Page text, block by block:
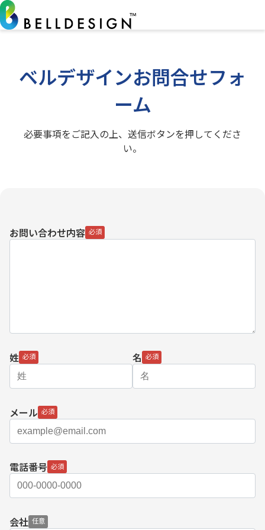
ベルデザインお問合せフォ
ーム
必要事項をご記入の上、送信ボタンを押してくださ
い。
お問い合わせ内容
姓 名
メール
電話番号
会社